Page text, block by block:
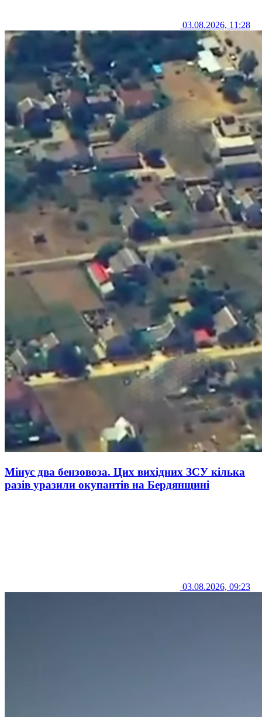
03.08.2026, 11:28
Мінус два бензовоза. Цих вихідних ЗСУ кілька
разів уразили окупантів на Бердянщині
03.08.2026, 09:23